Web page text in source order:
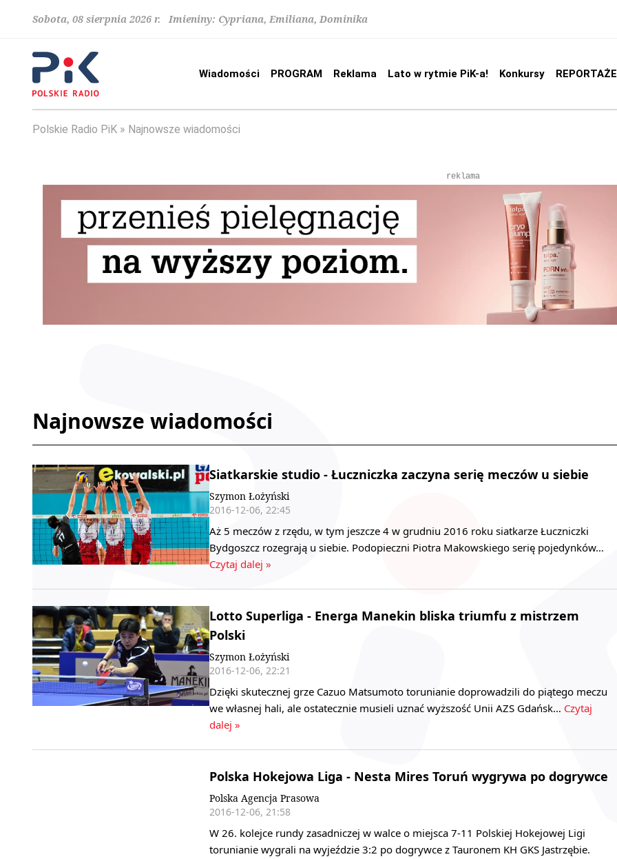
Sobota, 08 sierpnia 2026 r. Imieniny: Cypriana, Emiliana, Dominika
Wiadomości PROGRAM Reklama Lato w rytmie PiK-a! Konkursy REPORTAŻE
Polskie Radio PiK Najnowsze wiadomości
reklama
Najnowsze wiadomości
Siatkarskie studio - Łuczniczka zaczyna serię meczów u siebie
Szymon Łożyński
2016-12-06, 22:45
Aż 5 meczów z rzędu, w tym jeszcze 4 w grudniu 2016 roku siatkarze Łuczniczki
Bydgoszcz rozegrają u siebie. Podopieczni Piotra Makowskiego serię pojedynków…
Czytaj dalej »
Lotto Superliga - Energa Manekin bliska triumfu z mistrzem
Polski
Szymon Łożyński
2016-12-06, 22:21
Dzięki skutecznej grze Cazuo Matsumoto torunianie doprowadzili do piątego meczu
we własnej hali, ale ostatecznie musieli uznać wyższość Unii AZS Gdańsk… Czytaj
dalej »
Polska Hokejowa Liga - Nesta Mires Toruń wygrywa po dogrywce
Polska Agencja Prasowa
2016-12-06, 21:58
W 26. kolejce rundy zasadniczej w walce o miejsca 7-11 Polskiej Hokejowej Ligi
torunianie wygrali na wyjeździe 3:2 po dogrywce z Tauronem KH GKS Jastrzębie.